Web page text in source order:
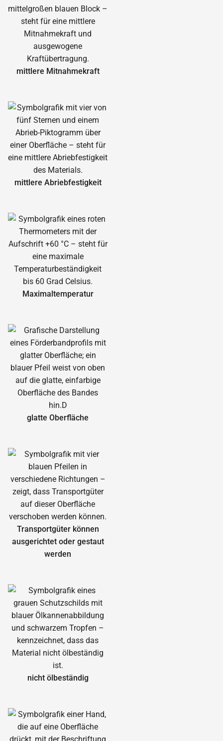
mittlere Mitnahmekraft
mittlere Abrieb­festigkeit
Maximal­temperatur
glatte Oberfläche
Transportgüter können
ausgerichtet oder gestaut
werden
nicht ölbeständig